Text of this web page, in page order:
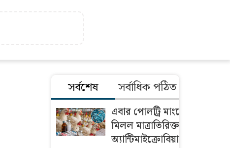
সর্বশেষ সর্বাধিক পঠিত
এবার পোলট্রি মাংসে
মিলল মাত্রাতিরিক্ত
অ্যান্টিমাইক্রোবিয়াল